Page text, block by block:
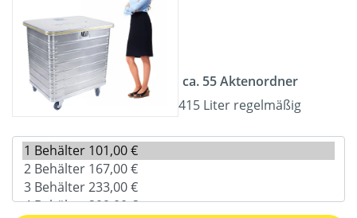
ca. 55 Aktenordner
415 Liter regelmäßig